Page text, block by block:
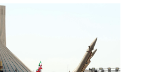
มา แม้ว่าเหตุการณ์ด้านความมั่นคงล่าสุด
งที่ยังคงมีอยู่สำหรับการขนส่งทางเรือใน